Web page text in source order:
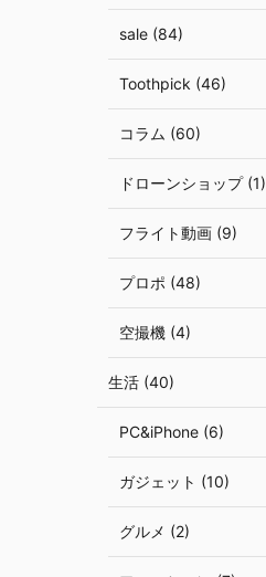
sale (84)
Toothpick (46)
コラム (60)
ドローンショップ (1)
フライト動画 (9)
プロポ (48)
空撮機 (4)
生活 (40)
PC&iPhone (6)
ガジェット (10)
グルメ (2)